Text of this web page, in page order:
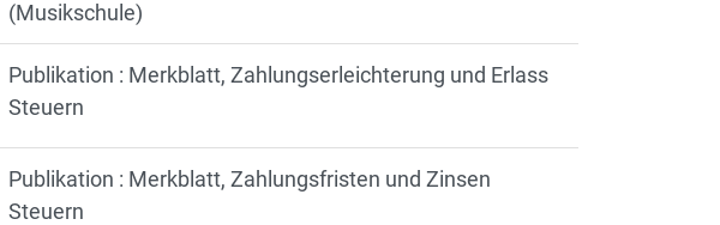
(Musikschule)
Publikation : Merkblatt, Zahlungserleichterung und Erlass
Steuern
Publikation : Merkblatt, Zahlungsfristen und Zinsen
Steuern